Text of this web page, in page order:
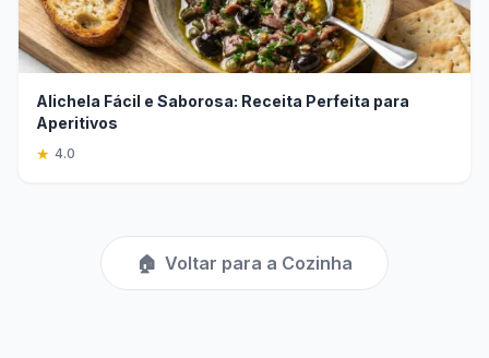
Alichela Fácil e Saborosa: Receita Perfeita para
Aperitivos
★ 4.0
🏠 Voltar para a Cozinha